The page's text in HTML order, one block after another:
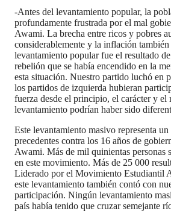
-Antes del levantamiento popular, la
profundamente frustrada por el mal
Awami. La brecha entre ricos y pobres
considerablemente y la inflación
levantamiento popular fue el resultado
rebelión que se había encendido en la
esta situación. Nuestro partido luchó en
los partidos de izquierda hubieran
fuerza desde el principio, el carácter y el
levantamiento podrían haber sido
Este levantamiento masivo representa un
precedentes contra los 16 años de
Awami. Más de mil quinientas personas
en este movimiento. Más de 25 000
Liderado por el Movimiento Estudiantil
este levantamiento también contó con
participación. Ningún levantamiento
país había tenido que cruzar semejante